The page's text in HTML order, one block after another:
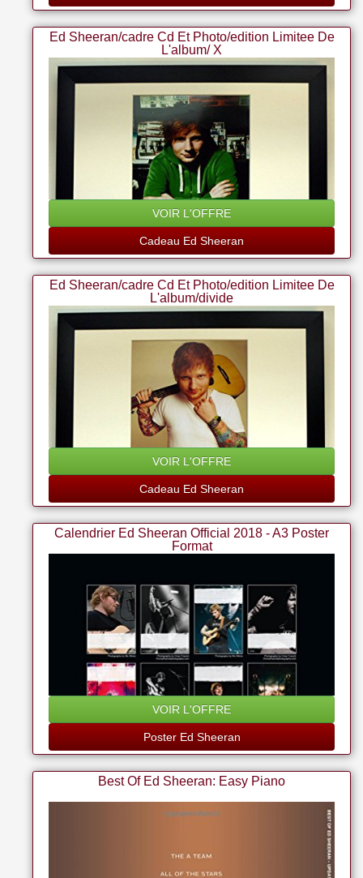
Ed Sheeran/cadre Cd Et Photo/edition Limitee De
L'album/ X
VOIR L'OFFRE
Cadeau Ed Sheeran
Ed Sheeran/cadre Cd Et Photo/edition Limitee De
L'album/divide
VOIR L'OFFRE
Cadeau Ed Sheeran
Calendrier Ed Sheeran Official 2018 - A3 Poster
Format
VOIR L'OFFRE
Poster Ed Sheeran
Best Of Ed Sheeran: Easy Piano